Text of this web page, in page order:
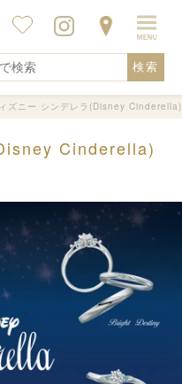
検索
ズニー シンデレラ(Disney Cinderella)
Cinderella)